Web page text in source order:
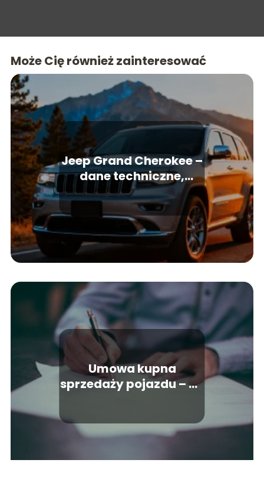
Może Cię również zainteresować
Jeep Grand Cherokee –
dane techniczne,
wymiary, silniki
Umowa kupna
sprzedaży pojazdu – co